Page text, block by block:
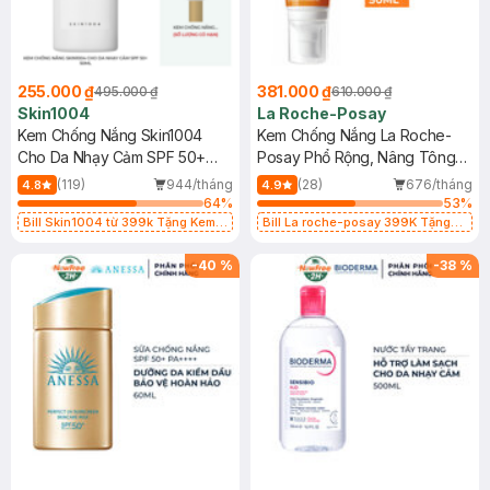
255.000 ₫495.000 ₫
Skin1004
Kem Chống Nắng Skin1004
Cho Da Nhạy Cảm SPF 50+
50ml
4.8 (119)
944/tháng
64%
Bill Skin1004 từ 399k Tặng Kem
SPF 50+ 20ml (SL Có Hạn)
381.000 ₫610.000 ₫
La Roche-Posay
Kem Chống Nắng La Roche-
Posay Phổ Rộng, Nâng Tông
Kiềm Dầu 50ml
4.9 (28)
676/tháng
53%
Bill La roche-posay 399K Tặng
(SL có hạn)
-40 % -38 %